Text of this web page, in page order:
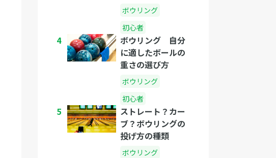
ボウリング
初心者
4
ボウリング 自分
に適したボールの
重さの選び方
ボウリング
初心者
5
ストレート？カー
ブ？ボウリングの
投げ方の種類
ボウリング